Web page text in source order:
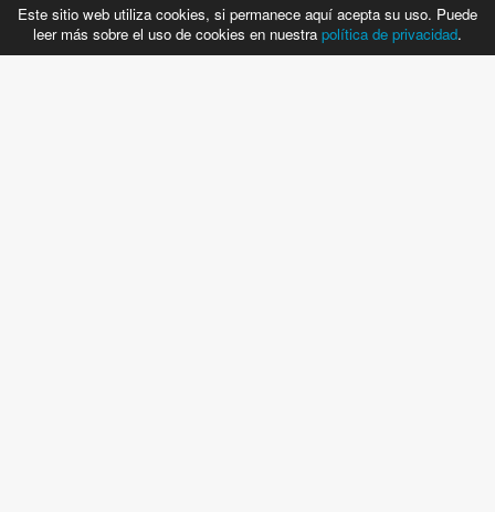
Este sitio web utiliza cookies, si permanece aquí acepta su uso. Puede
leer más sobre el uso de cookies en nuestra política de privacidad.